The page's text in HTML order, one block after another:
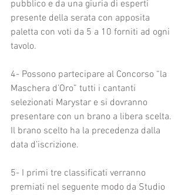
pubblico e da una giuria di esperti
presente della serata con apposita
paletta con voti da 5 a 10 forniti ad ogni
tavolo.
4- Possono partecipare al Concorso “la
Maschera d’Oro” tutti i cantanti
selezionati Marystar e si dovranno
presentare con un brano a libera scelta.
Il brano scelto ha la precedenza dalla
data d’iscrizione.
5- I primi tre classificati verranno
premiati nel seguente modo da Studio